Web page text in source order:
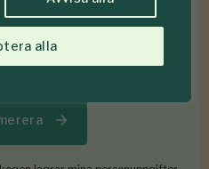
alla
veckan.